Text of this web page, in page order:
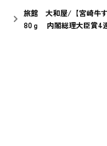
旅館 大和屋/【宮崎牛
80ｇ 内閣総理大臣賞4